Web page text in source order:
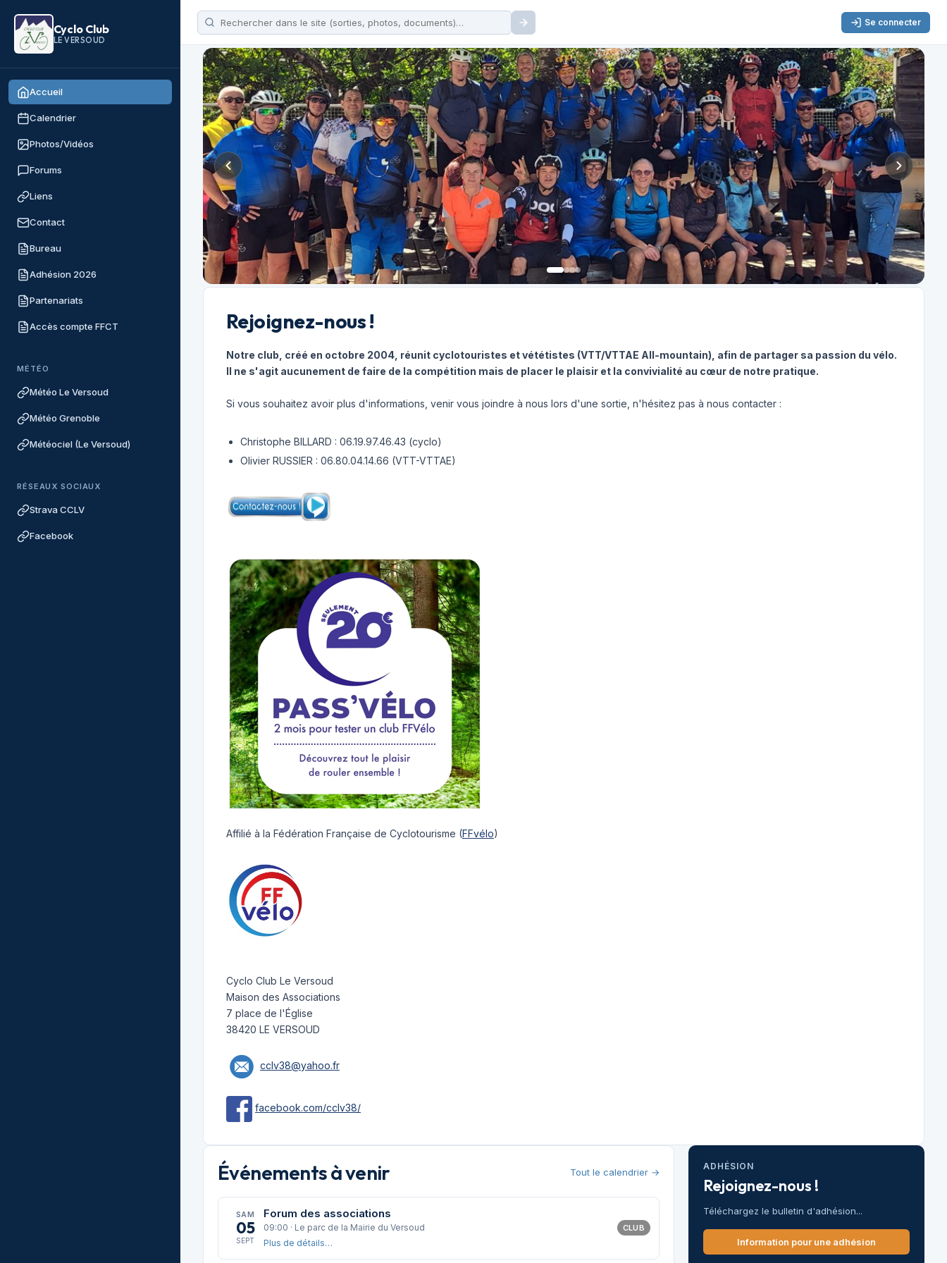
Cyclo Club
LE VERSOUD
Accueil
Calendrier
Photos/Vidéos
Forums
Liens
Contact
Bureau
Adhésion 2026
Partenariats
Accès compte FFCT
MÉTÉO
Météo Le Versoud
Météo Grenoble
Météociel (Le Versoud)
RÉSEAUX SOCIAUX
Strava CCLV
Facebook
Se connecter
Rejoignez-nous !
Notre club, créé en octobre 2004, réunit cyclotouristes et vététistes (VTT/VTTAE All-mountain), afin de partager sa passion du vélo.
Il ne s'agit aucunement de faire de la compétition mais de placer le plaisir et la convivialité au cœur de notre pratique.
Si vous souhaitez avoir plus d'informations, venir vous joindre à nous lors d'une sortie, n'hésitez pas à nous contacter :
Christophe BILLARD : 06.19.97.46.43 (cyclo)
Olivier RUSSIER : 06.80.04.14.66 (VTT-VTTAE)
Affilié à la Fédération Française de Cyclotourisme (FFvélo)
Cyclo Club Le Versoud
Maison des Associations
7 place de l'Église
38420 LE VERSOUD
cclv38@yahoo.fr
facebook.com/cclv38/
Événements à venir Tout le calendrier →
SAM
05
SEPT
Forum des associations
09:00 · Le parc de la Mairie du Versoud
Plus de détails…
CLUB
ADHÉSION
Rejoignez-nous !
Téléchargez le bulletin d'adhésion...
Information pour une adhésion